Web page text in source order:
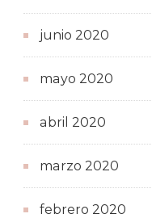
junio 2020
mayo 2020
abril 2020
marzo 2020
febrero 2020